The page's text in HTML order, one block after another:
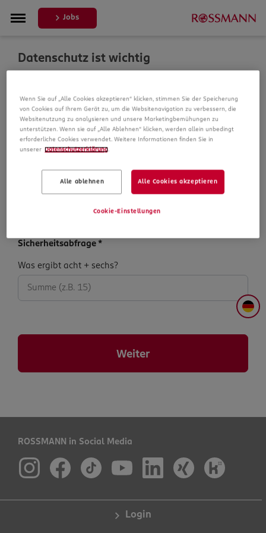
DE
Jobs
Datenschutz ist wichtig
verarbeiten wir Daten von Ihnen. In unseren
Datenschutzbestimmungen informieren wir Sie über die
Datenspeicherung und Ihre Rechte, bevor Sie mit Ihrer
Bewerbung fortfahren.
Datenschutz­hinweise
Datenschutzhinweise
Sicherheits­abfrage *
Sicherheits­
abfrage:
Was ergibt acht + sechs?
Weiter
ROSSMANN in Social Media
Login
Wenn Sie auf „Alle Cookies akzeptieren“ klicken, stimmen Sie der Speicherung
von Cookies auf Ihrem Gerät zu, um die Websitenavigation zu verbessern, die
Websitenutzung zu analysieren und unsere Marketingbemühungen zu
unterstützen. Wenn sie auf „Alle Ablehnen“ klicken, werden allein unbedingt
erforderliche Cookies verwendet. Weitere Informationen finden Sie in
unserer Datenschutzerklärung
Alle ablehnen Alle Cookies akzeptieren
Cookie-Einstellungen